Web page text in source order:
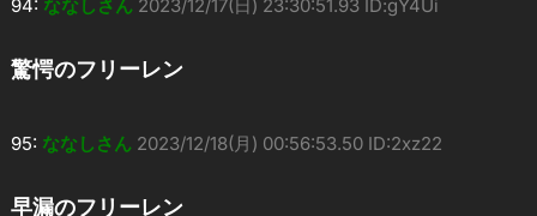
94: ななしさん 2023/12/17(日) 23:30:51.93 ID:gY4Ui
驚愕のフリーレン
95: ななしさん 2023/12/18(月) 00:56:53.50 ID:2xz22
早漏のフリーレン